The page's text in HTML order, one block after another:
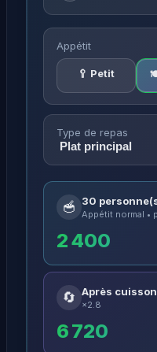
Appétit
🥄 Petit
Type de repas
🥣 30
Appétit normal •
2 400
🔄 Après cuisson
×2.8
6 720